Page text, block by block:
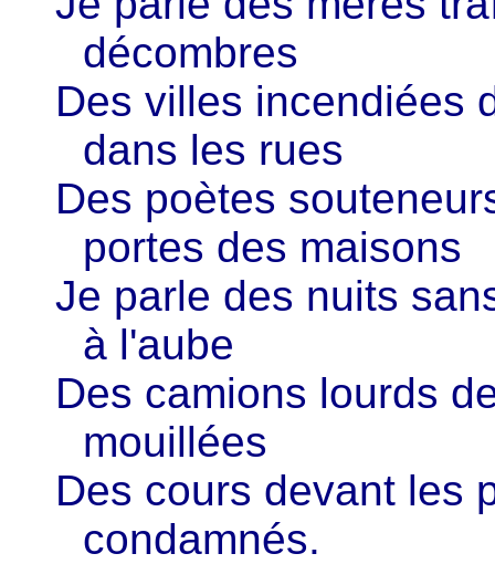
décombres
Des villes incendiées
dans les rues
Des poètes
portes des maisons
Je parle des nuits
à l'aube
Des camions lourds
mouillées
Des cours devant les
condamnés.